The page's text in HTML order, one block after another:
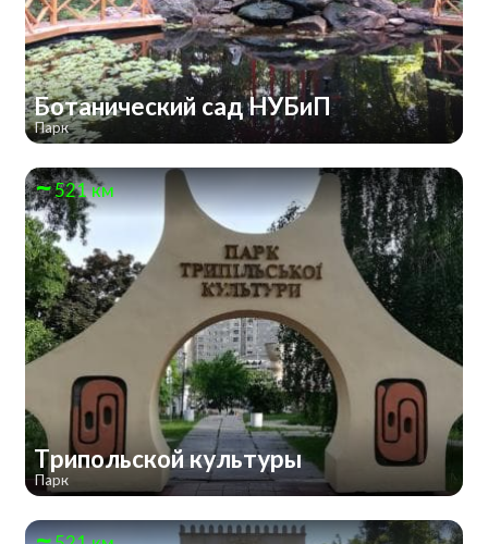
Ботанический сад НУБиП
Парк
521 км
Трипольской культуры
Парк